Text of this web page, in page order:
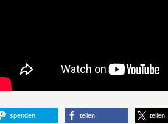
spenden teilen teilen